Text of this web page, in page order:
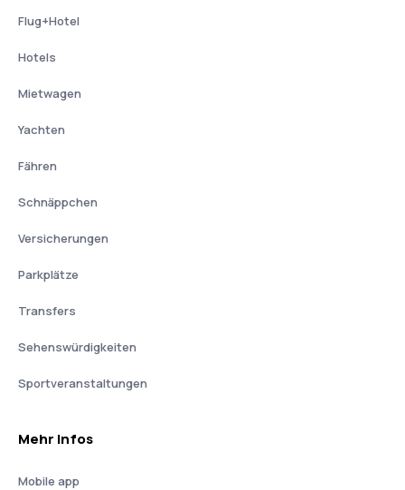
Flug+Hotel
Hotels
Mietwagen
Yachten
Fähren
Schnäppchen
Versicherungen
Parkplätze
Transfers
Sehenswürdigkeiten
Sportveranstaltungen
Mehr Infos
Mobile app